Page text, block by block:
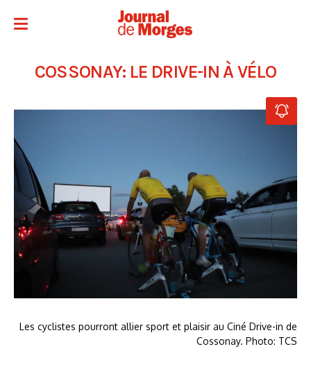
COSSONAY: LE DRIVE-IN À VÉLO
Les cyclistes pourront allier sport et plaisir au Ciné Drive-in de
Cossonay. Photo: TCS